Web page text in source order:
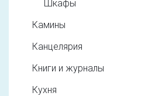
Шкафы
Камины
Канцелярия
Книги и журналы
Кухня